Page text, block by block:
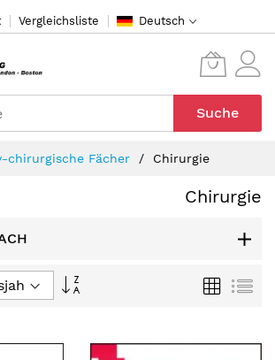
Vergleichsliste Deutsch
Suche
chirurgische Fächer Chirurgie
Chirurgie
aufsteigender
Raster